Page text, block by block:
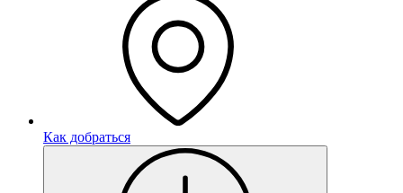
Как добраться